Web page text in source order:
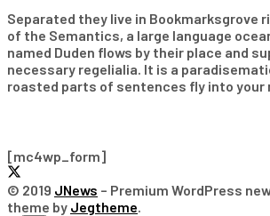
Separated they live in Bookmarksgrove
of the Semantics, a large language
named Duden flows by their place and
necessary regelialia. It is a
roasted parts of sentences fly into your
[mc4wp_form]
© 2019 JNews – Premium WordPress
theme by Jegtheme.